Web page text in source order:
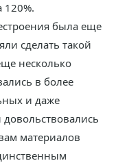
120%.
была еще
сделать такой
несколько
в более
и даже
материалов